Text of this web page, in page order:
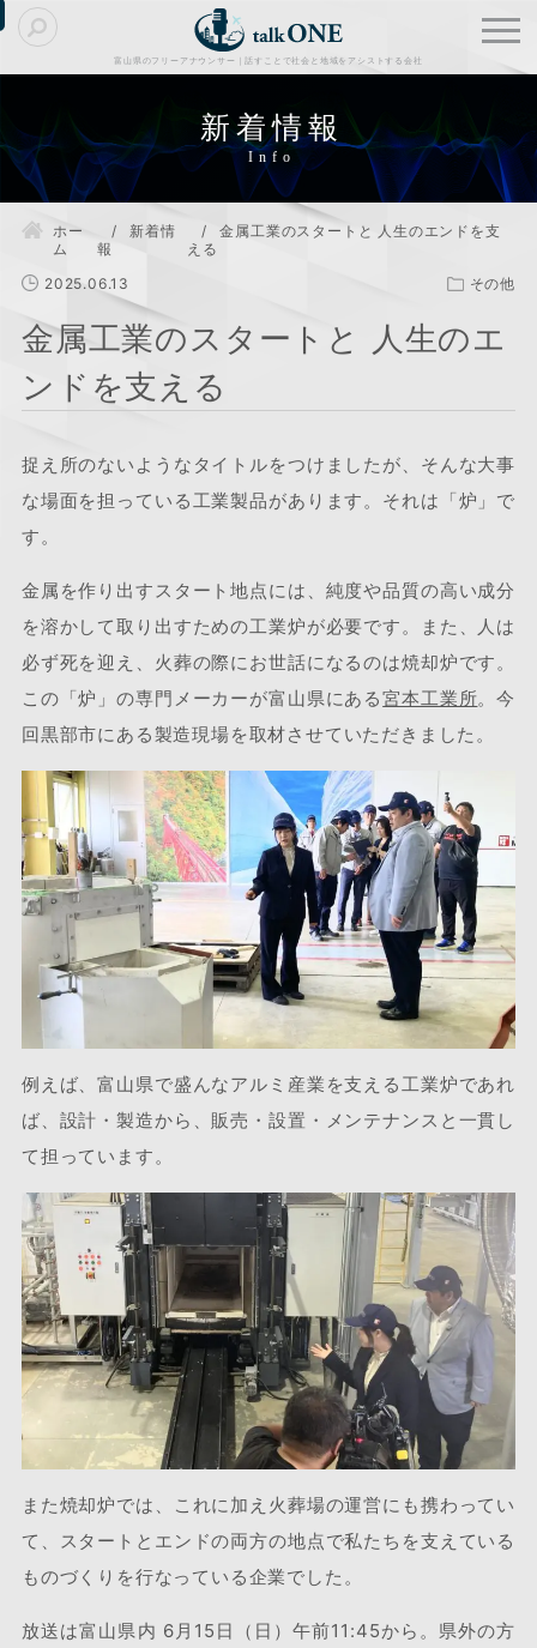
富山県のフリーアナウンサー｜話すことで社会と地域をアシストする会社
新着情報
ホー
ム
新着情
報
金属工業のスタートと 人生のエンドを支
える
2025.06.13
その他
金属工業のスタートと 人生のエ
ンドを支える
捉え所のないようなタイトルをつけましたが、そんな大事
な場面を担っている工業製品があります。それは「炉」で
す。
金属を作り出すスタート地点には、純度や品質の高い成分
を溶かして取り出すための工業炉が必要です。また、人は
必ず死を迎え、火葬の際にお世話になるのは焼却炉です。
この「炉」の専門メーカーが富山県にある宮本工業所。今
回黒部市にある製造現場を取材させていただきました。
例えば、富山県で盛んなアルミ産業を支える工業炉であれ
ば、設計・製造から、販売・設置・メンテナンスと一貫し
て担っています。
また焼却炉では、これに加え火葬場の運営にも携わってい
て、スタートとエンドの両方の地点で私たちを支えている
ものづくりを行なっている企業でした。
放送は富山県内 6月15日（日）午前11:45から。県外の方